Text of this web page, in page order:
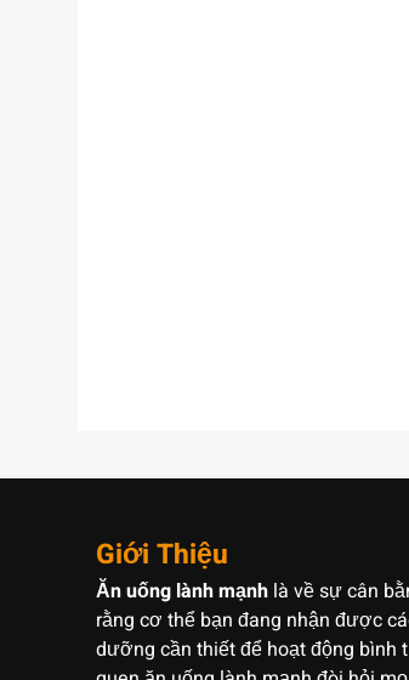
Giới Thiệu
Ăn uống lành mạnh là về sự cân
rằng cơ thể bạn đang nhận được
dưỡng cần thiết để hoạt động bình